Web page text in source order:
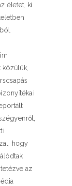
életet, ki
hogy
az